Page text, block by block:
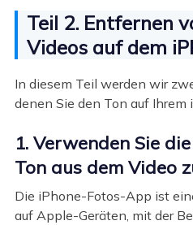
Teil 2. Entfernen
Videos auf dem
In diesem Teil werden wir
denen Sie den Ton auf
1. Verwenden Sie
Ton aus dem Video
Die iPhone-Fotos-App ist
auf Apple-Geräten, mit der